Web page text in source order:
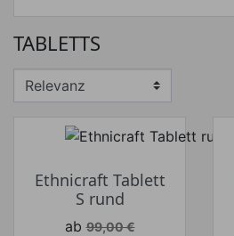
Preis von
TABLETTS
Ethnicraft Tablett
S rund
Verkaufspreis
ab 99,00 €